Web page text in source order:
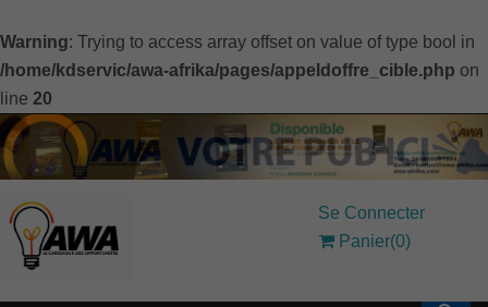
Warning: Trying to access array offset on value of type bool in
/home/kdservic/awa-afrika/pages/appeldoffre_cible.php on
line 20
Se Connecter
Panier(0)